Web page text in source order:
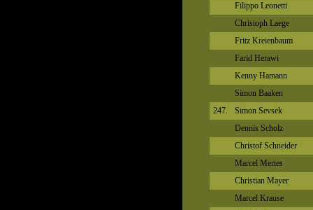
Filippo Leonetti
Christoph Laege
Fritz Kreienbaum
Farid Herawi
Kenny Hamann
Simon Baaken
247.
Simon Sevsek
Dennis Scholz
Christof Schneider
Marcel Mertes
Christian Mayer
Marcel Krause